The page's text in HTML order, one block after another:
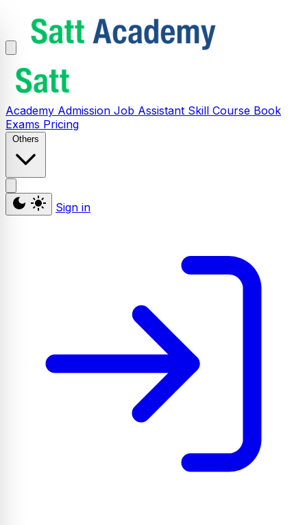
Academy Admission Job Assistant Skill Course Book
Exams Pricing
Others
Sign in